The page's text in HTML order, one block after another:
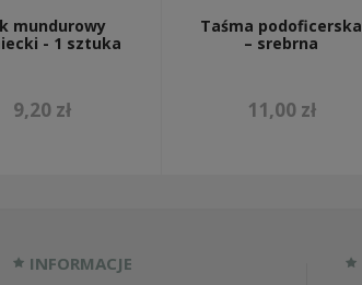
mundurowy
- 1 sztuka
9,20 zł
Taśma podoficerska
– srebrna
11,00 zł
INFORMACJE